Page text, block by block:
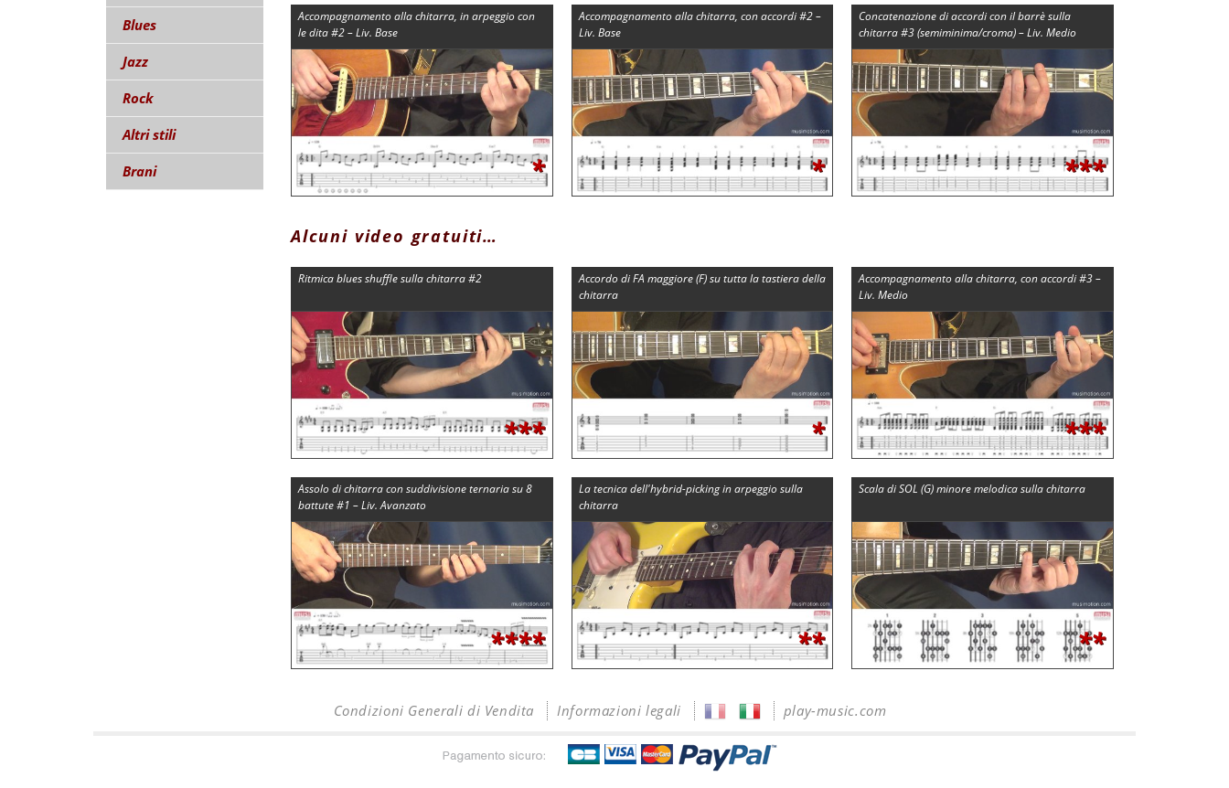
Blues
Jazz
Rock
Altri stili
Brani
Accompagnamento alla chitarra, in arpeggio con
le dita #2 – Liv. Base
*
Accompagnamento alla chitarra, con accordi #2 –
Liv. Base
*
Concatenazione di accordi con il barrè sulla
chitarra #3 (semiminima/croma) – Liv. Medio
***
Alcuni video gratuiti…
Ritmica blues shuffle sulla chitarra #2
***
Accordo di FA maggiore (F) su tutta la tastiera della
chitarra
*
Accompagnamento alla chitarra, con accordi #3 –
Liv. Medio
***
Assolo di chitarra con suddivisione ternaria su 8
battute #1 – Liv. Avanzato
****
La tecnica dell'hybrid-picking in arpeggio sulla
chitarra
**
Scala di SOL (G) minore melodica sulla chitarra
**
Condizioni Generali di Vendita Informazioni legali play-music.com